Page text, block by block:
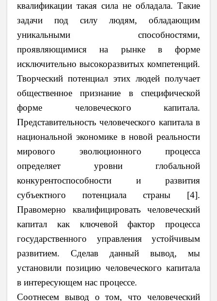
квалификации такая сила не обладала. Такие
задачи под силу людям, обладающим
уникальными способностями,
проявляющимися на рынке в форме
исключительно высокоразвитых компетенций.
Творческий потенциал этих людей получает
общественное признание в специфической
форме человеческого капитала.
Представительность человеческого капитала в
национальной экономике в новой реальности
мирового эволюционного процесса
определяет уровни глобальной
конкурентоспособности и развития
субъектного потенциала страны [4].
Правомерно квалифицировать человеческий
капитал как ключевой фактор процесса
государственного управления устойчивым
развитием. Сделав данный вывод, мы
установили позицию человеческого капитала
в интересующем нас процессе.
Соотнесем вывод о том, что человеческий